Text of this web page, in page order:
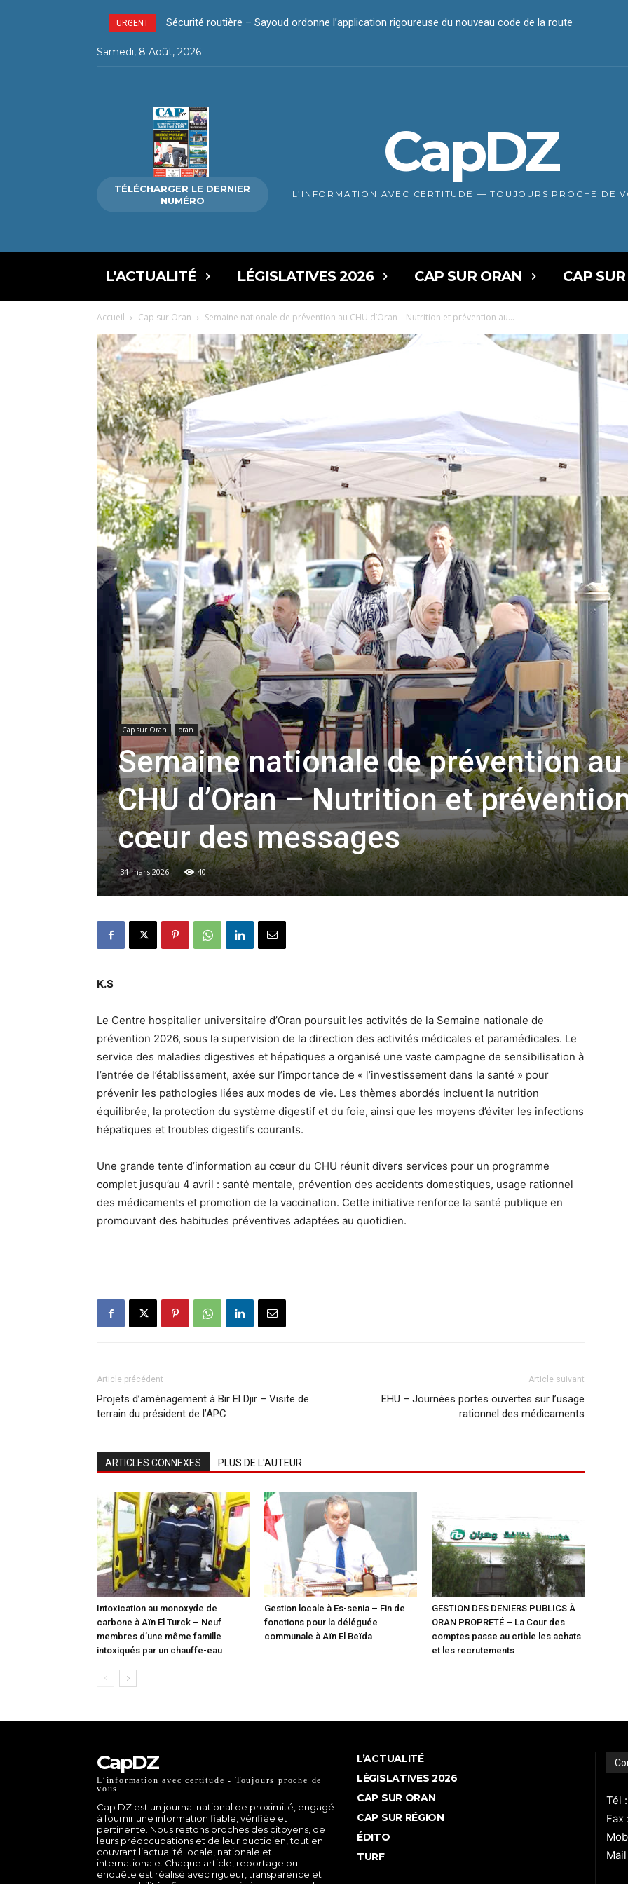
URGENT La révolution silencieuse du paiement électronique
Samedi, 8 Août, 2026
TÉLÉCHARGER LE DERNIER
NUMÉRO
CapDZ
L’INFORMATION AVEC CERTITUDE — TOUJOURS PROCHE DE
L’ACTUALITÉ LÉGISLATIVES 2026 CAP SUR ORAN CAP
Accueil Cap sur Oran Semaine nationale de prévention au CHU d’Oran – Nutrition et prévention au...
Cap sur Oran oran
Semaine nationale de prévention au
CHU d’Oran – Nutrition et
cœur des messages
31 mars 2026 40
K.S
Le Centre hospitalier universitaire d’Oran poursuit les activités de la Semaine nationale de
prévention 2026, sous la supervision de la direction des activités médicales et paramédicales. Le
service des maladies digestives et hépatiques a organisé une vaste campagne de sensibilisation à
l’entrée de l’établissement, axée sur l’importance de « l’investissement dans la santé » pour
prévenir les pathologies liées aux modes de vie. Les thèmes abordés incluent la nutrition
équilibrée, la protection du système digestif et du foie, ainsi que les moyens d’éviter les infections
hépatiques et troubles digestifs courants.
Une grande tente d’information au cœur du CHU réunit divers services pour un programme
complet jusqu’au 4 avril : santé mentale, prévention des accidents domestiques, usage rationnel
des médicaments et promotion de la vaccination. Cette initiative renforce la santé publique en
promouvant des habitudes préventives adaptées au quotidien.
Article précédent
Projets d’aménagement à Bir El Djir – Visite de
terrain du président de l’APC
Article suivant
EHU – Journées portes ouvertes sur l’usage
rationnel des médicaments
ARTICLES CONNEXES PLUS DE L'AUTEUR
Intoxication au monoxyde de
carbone à Aïn El Turck – Neuf
membres d’une même famille
intoxiqués par un chauffe-eau
Gestion locale à Es-senia – Fin de
fonctions pour la déléguée
communale à Aïn El Beïda
GESTION DES DENIERS PUBLICS À
ORAN PROPRETÉ – La Cour des
comptes passe au crible les achats
et les recrutements
CapDZ
L’information avec certitude - Toujours proche de
vous
Cap DZ est un journal national de proximité, engagé
à fournir une information fiable, vérifiée et
pertinente. Nous restons proches des citoyens, de
leurs préoccupations et de leur quotidien, tout en
couvrant l’actualité locale, nationale et
internationale. Chaque article, reportage ou
enquête est réalisé avec rigueur, transparence et
L’ACTUALITÉ
LÉGISLATIVES 2026
CAP SUR ORAN
CAP SUR RÉGION
ÉDITO
TURF
Tél
Fax